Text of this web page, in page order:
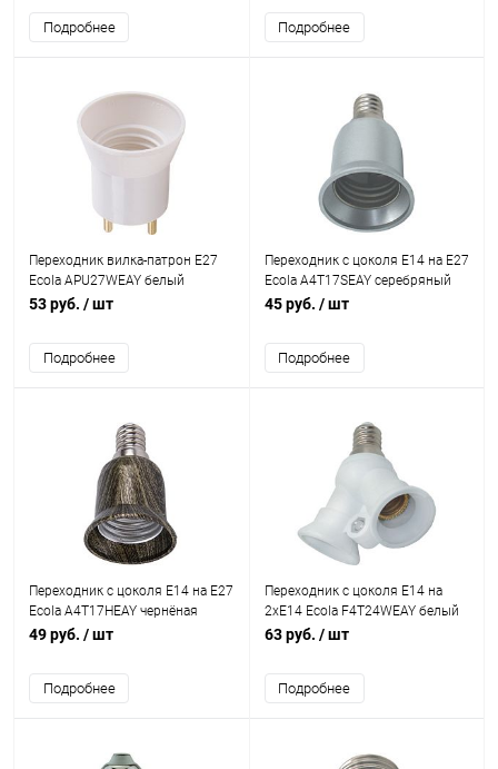
Подробнее Подробнее
Переходник вилка-патрон E27
Ecola APU27WEAY белый
421596
53 руб. / шт
Подробнее
Переходник с цоколя E14 на E27
Ecola A4T17SEAY серебряный
421553
45 руб. / шт
Подробнее
Переходник с цоколя E14 на E27
Ecola A4T17HEAY чернёная
бронза 421606
49 руб. / шт
Подробнее
Переходник с цоколя E14 на
2xE14 Ecola F4T24WEAY белый
421550
63 руб. / шт
Подробнее